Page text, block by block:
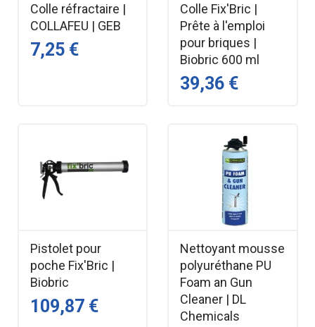
Colle réfractaire |
COLLAFEU | GEB
7,25 €
Colle Fix'Bric |
Prête à l'emploi
pour briques |
Biobric 600 ml
39,36 €
Pistolet pour
poche Fix'Bric |
Biobric
109,87 €
Nettoyant mousse
polyuréthane PU
Foam an Gun
Cleaner | DL
Chemicals